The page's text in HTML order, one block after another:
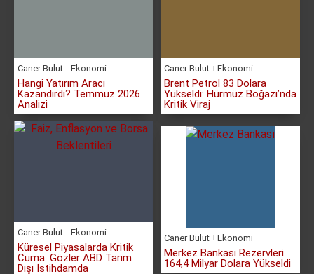
Caner Bulut Ekonomi
Hangi Yatırım Aracı
Kazandırdı? Temmuz 2026
Analizi
Caner Bulut Ekonomi
Brent Petrol 83 Dolara
Yükseldi: Hürmüz Boğazı’nda
Kritik Viraj
Caner Bulut Ekonomi
Küresel Piyasalarda Kritik
Cuma: Gözler ABD Tarım
Dışı İstihdamda
Caner Bulut Ekonomi
Merkez Bankası Rezervleri
164,4 Milyar Dolara Yükseldi